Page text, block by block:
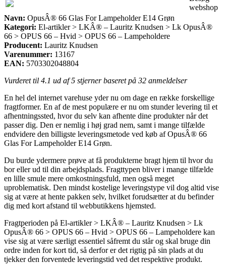
webshop
Navn: OpusÂ® 66 Glas For Lampeholder E14 Grøn
Kategori: El-artikler > LKÂ® – Lauritz Knudsen > Lk OpusÂ®
66 > OPUS 66 – Hvid > OPUS 66 – Lampeholdere
Producent: Lauritz Knudsen
Varenummer: 13167
EAN: 5703302048804
Vurderet til 4.1 ud af 5 stjerner baseret på 32 anmeldelser
En hel del internet varehuse yder nu om dage en række forskellige
fragtformer. En af de mest populære er nu om stunder levering til et
afhentningssted, hvor du selv kan afhente dine produkter når det
passer dig. Den er nemlig i høj grad nem, samt i mange tilfælde
endvidere den billigste leveringsmetode ved køb af OpusÂ® 66
Glas For Lampeholder E14 Grøn.
Du burde ydermere prøve at få produkterne bragt hjem til hvor du
bor eller ud til din arbejdsplads. Fragttypen bliver i mange tilfælde
en lille smule mere omkostningsfuld, men også meget
uproblematisk. Den mindst kostelige leveringstype vil dog altid vise
sig at være at hente pakken selv, hvilket forudsætter at du befinder
dig med kort afstand til webbutikkens hjemsted.
Fragtperioden på El-artikler > LKÂ® – Lauritz Knudsen > Lk
OpusÂ® 66 > OPUS 66 – Hvid > OPUS 66 – Lampeholdere kan
vise sig at være særligt essentiel såfremt du står og skal bruge din
ordre inden for kort tid, så derfor er det rigtig på sin plads at du
tjekker den forventede leveringstid ved det respektive produkt.